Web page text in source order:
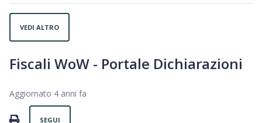
VEDI ALTRO
Fiscali WoW - Portale Dichiarazioni
Aggiornato 4 anni fa
PRINT
SEGUI